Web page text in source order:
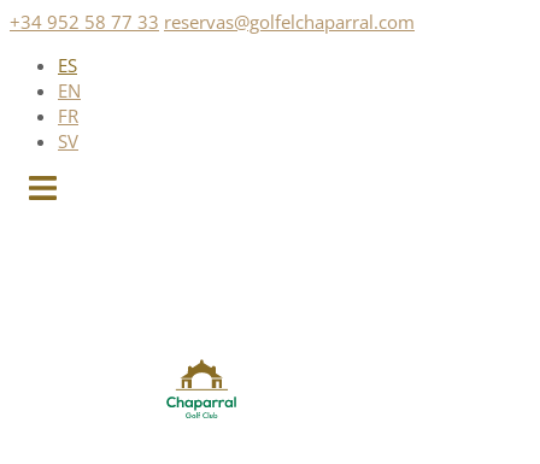
Saltar
contenido
+34 952 58 77 33 reservas@golfelchaparral.com
ES
EN
FR
SV